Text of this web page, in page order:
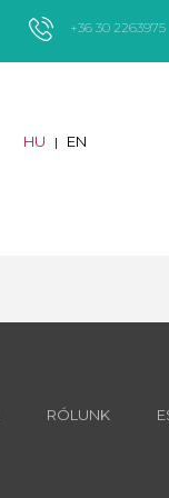
+36 30 2263975
HU | EN
RÓLUNK